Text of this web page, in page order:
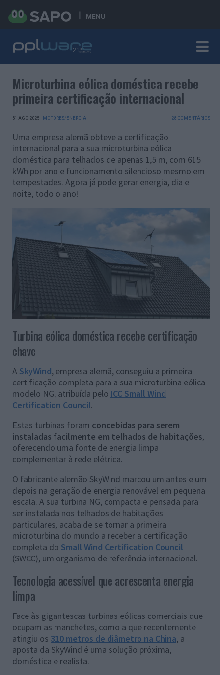
MENU
Microturbina eólica doméstica recebe
primeira certificação internacional
31 AGO 2025 · MOTORES/ENERGIA 28 COMENTÁRIOS
Uma empresa alemã obteve a certificação
internacional para a sua microturbina eólica
doméstica para telhados de apenas 1,5 m, com 615
kWh por ano e funcionamento silencioso mesmo em
tempestades. Agora já pode gerar energia, dia e
noite, todo o ano!
Turbina eólica doméstica recebe certificação
chave
A SkyWind, empresa alemã, conseguiu a primeira
certificação completa para a sua microturbina eólica
modelo NG, atribuída pelo ICC Small Wind
Certification Council.
Estas turbinas foram concebidas para serem
instaladas facilmente em telhados de habitações,
oferecendo uma fonte de energia limpa
complementar à rede elétrica.
O fabricante alemão SkyWind marcou um antes e um
depois na geração de energia renovável em pequena
escala. A sua turbina NG, compacta e pensada para
ser instalada nos telhados de habitações
particulares, acaba de se tornar a primeira
microturbina do mundo a receber a certificação
completa do Small Wind Certification Council
(SWCC), um organismo de referência internacional.
Tecnologia acessível que acrescenta energia
limpa
Face às gigantescas turbinas eólicas comerciais que
ocupam as manchetes, como a que recentemente
atingiu os 310 metros de diâmetro na China, a
aposta da SkyWind é uma solução próxima,
doméstica e realista.